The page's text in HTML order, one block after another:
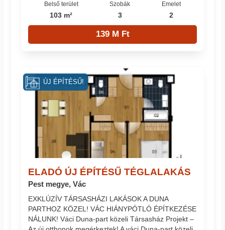
Belső terület
103 m²
Szobák
3
Emelet
2
139 M Ft
ELADÓ ÚJ ÉPÍTÉSŰ TÉGLALAKÁS
Pest megye, Vác
EXKLÚZÍV TÁRSASHÁZI LAKÁSOK A DUNA
PARTHOZ KÖZEL! VÁC HIÁNYPÓTLÓ ÉPÍTKEZÉSE
NÁLUNK! Váci Duna-part közeli Társasház Projekt –
ÚJ ÉPÍTÉSŰ!